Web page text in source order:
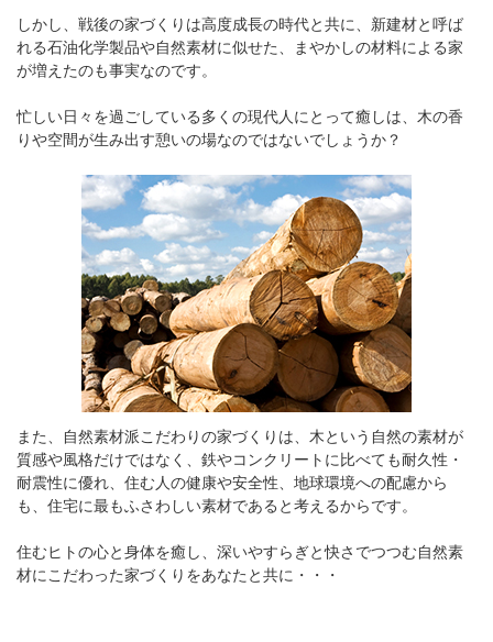
しかし、戦後の家づくりは高度成長の時代と共に、新建材と呼ば
れる石油化学製品や自然素材に似せた、まやかしの材料による家
が増えたのも事実なのです。
忙しい日々を過ごしている多くの現代人にとって癒しは、木の香
りや空間が生み出す憩いの場なのではないでしょうか？
また、自然素材派こだわりの家づくりは、木という自然の素材が
質感や風格だけではなく、鉄やコンクリートに比べても耐久性・
耐震性に優れ、住む人の健康や安全性、地球環境への配慮から
も、住宅に最もふさわしい素材であると考えるからです。
住むヒトの心と身体を癒し、深いやすらぎと快さでつつむ自然素
材にこだわった家づくりをあなたと共に・・・